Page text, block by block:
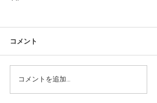
コメント
コメントを追加…